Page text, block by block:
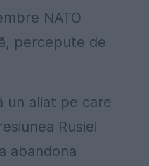
NATO
percepute de
un aliat pe care
Rusiei
abandona